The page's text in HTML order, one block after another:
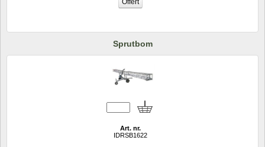
Sprutbom
Art. nr.
IDRSB1622